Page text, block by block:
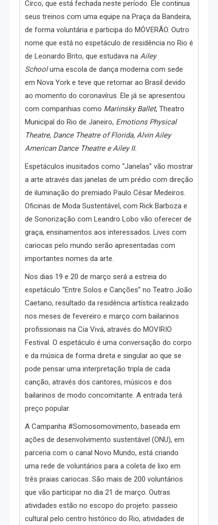
Circo, que está fechada neste período. Ele continua
seus treinos com uma equipe na Praça da Bandeira,
de forma voluntária e participa do MÓVERÃO. Outro
nome que está no espetáculo de residência no Rio é
de Leonardo Brito, que estudava na Ailey
Schooluma escola de dança moderna com sede
em Nova York e teve que retornar ao Brasil devido
ao momento do coronavírus. Ele já se apresentou
com companhias como Mariinsky Ballet, Theatro
Municipal do Rio de Janeiro, Emotions Physical
Theatre, Dance Theatre of Florida, Alvin Ailey
American Dance Theatre e Ailey II.
Espetáculos inusitados como “Janelas” vão mostrar
a arte através das janelas de um prédio com direção
de iluminação do premiado Paulo César Medeiros.
Oficinas de Moda Sustentável, com Rick Barboza e
de Sonorização com Leandro Lobo vão oferecer de
graça, ensinamentos aos interessados. Lives com
cariocas pelo mundo serão apresentadas com
importantes nomes da arte.
Nos dias 19 e 20 de março será a estreia do
espetáculo “Entre Solos e Canções” no Teatro João
Caetano, resultado da residência artística realizado
nos meses de fevereiro e março com bailarinos
profissionais na Cia Vivá, através do MOVIRIO
Festival. O espetáculo é uma conversação do corpo
e da música de forma direta e singular ao que se
pode pensar uma interpretação tripla de cada
canção, através dos cantores, músicos e dos
bailarinos de modo concomitante. A entrada terá
preço popular.
A Campanha #Somosomovimento, baseada em
ações de desenvolvimento sustentável (ONU), em
parceria com o canal Novo Mundo, está criando
uma rede de voluntários para a coleta de lixo em
três praias cariocas. São mais de 200 voluntários
que vão participar no dia 21 de março. Outras
atividades estão no escopo do projeto: passeio
cultural pelo centro histórico do Rio, atividades de